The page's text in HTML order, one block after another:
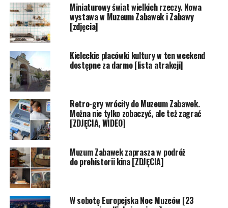
Miniaturowy świat wielkich rzeczy. Nowa
wystawa w Muzeum Zabawek i Zabawy
[zdjęcia]
Kieleckie placówki kultury w ten weekend
dostępne za darmo [lista atrakcji]
Retro-gry wróciły do Muzeum Zabawek.
Można nie tylko zobaczyć, ale też zagrać
[ZDJĘCIA, WIDEO]
Muzum Zabawek zaprasza w podróż
do prehistorii kina [ZDJĘCIA]
W sobotę Europejska Noc Muzeów [23